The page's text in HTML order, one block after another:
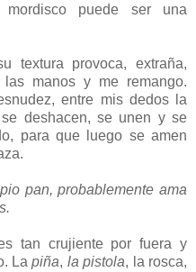
puede ser una
textura provoca, extraña,
manos y me remango.
entre mis dedos la
deshacen, se unen y se
para que luego se amen
pan, probablemente ama
tan crujiente por fuera y
Lapiña, la pistola, la rosca,